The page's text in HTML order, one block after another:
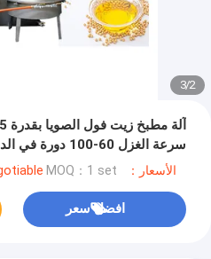
2
/
3
سرعة الغزل 60-100 دورة في الدقيقة
الأسعار：negotiable MOQ：1 set
افضل سعر